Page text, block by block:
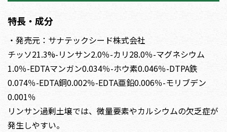
特長・成分
・発売元：サナテックシード株式会社
チッソ21.3%-リンサン2.0％-カリ28.0％-マグネシウム
1.0％-EDTAマンガン0.034％-ホウ素0.046％-DTPA鉄
0.074％-EDTA銅0.002％-EDTA亜鉛0.006％-モリブデン
0.001％
リンサン過剰土壌では、微量要素やカルシウムの欠乏症が
発生しやすい。